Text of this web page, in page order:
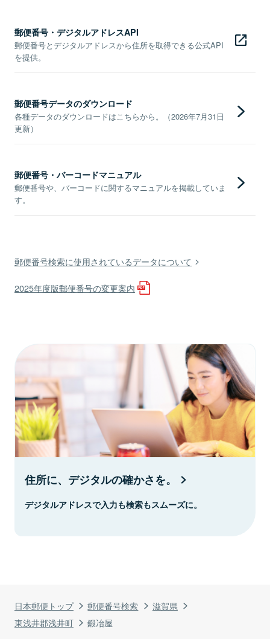
日本郵便トップ 郵便番号検索
滋賀県
東浅井郡浅井町
鍛冶屋
郵便番号・デジタルアドレスAPI
郵便番号とデジタルアドレスから住所を取得できる公式API
を提供。
郵便番号データのダウンロード
各種データのダウンロードはこちらから。（2026年7月31日
更新）
郵便番号・バーコードマニュアル
郵便番号や、バーコードに関するマニュアルを掲載していま
す。
郵便番号検索に使用されているデータについて
2025年度版郵便番号の変更案内
住所に、デジタルの確かさを。
デジタルアドレスで入力も検索もスムーズに。